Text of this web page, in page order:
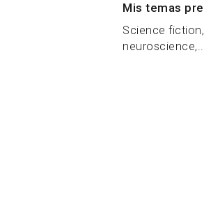
Mis temas
Science